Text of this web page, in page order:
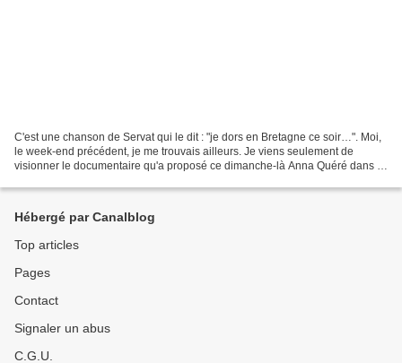
C'est une chanson de Servat qui le dit : "je dors en Bretagne ce soir…". Moi,
le week-end précédent, je me trouvais ailleurs. Je viens seulement de
visionner le documentaire qu'a proposé ce dimanche-là Anna Quéré dans le
Hébergé par Canalblog
Top articles
Pages
Contact
Signaler un abus
C.G.U.